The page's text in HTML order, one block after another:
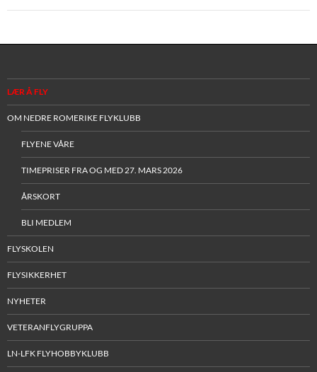
LÆR Å FLY
OM NEDRE ROMERIKE FLYKLUBB
FLYENE VÅRE
TIMEPRISER FRA OG MED 27. MARS 2026
ÅRSKORT
BLI MEDLEM
FLYSKOLEN
FLYSIKKERHET
NYHETER
VETERANFLYGRUPPA
LN-LFK FLYHOBBYKLUBB